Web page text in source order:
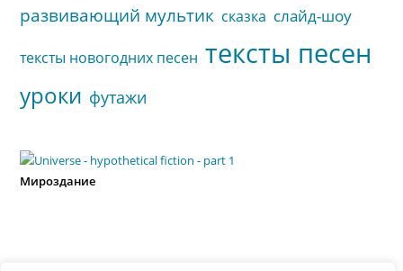
развивающий мультик сказка слайд-шоу
тексты новогодних песен тексты песен
уроки футажи
Мироздание